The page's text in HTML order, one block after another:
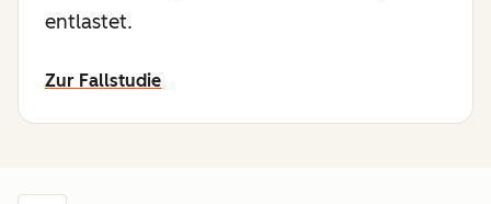
entlastet.
Zur Fallstudie